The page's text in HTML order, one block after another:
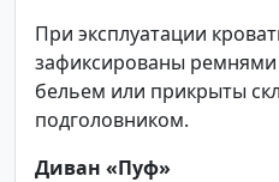
При эксплуатации
зафиксированы
бельем или прикрыты
подголовником.
Диван «Пуф»